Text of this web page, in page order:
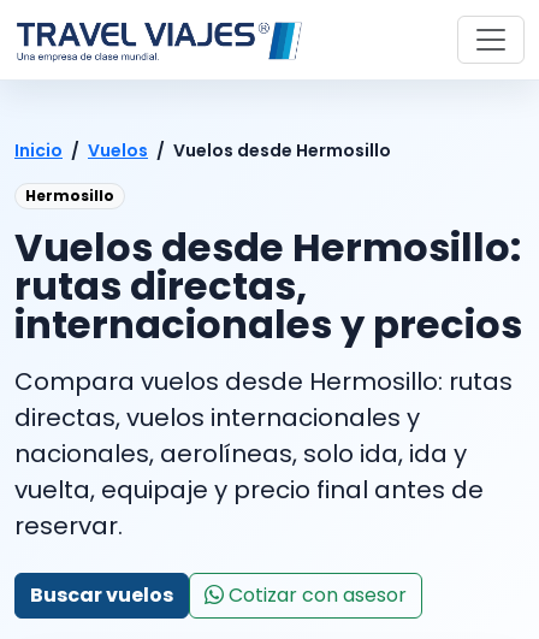
Inicio / Vuelos / Vuelos desde Hermosillo
Hermosillo
Vuelos desde Hermosillo:
rutas directas,
internacionales y precios
Compara vuelos desde Hermosillo: rutas
directas, vuelos internacionales y
nacionales, aerolíneas, solo ida, ida y
vuelta, equipaje y precio final antes de
reservar.
Buscar vuelos Cotizar con asesor